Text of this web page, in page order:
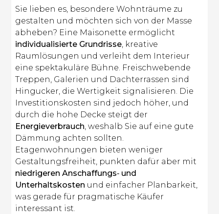
Sie lieben es, besondere Wohnträume zu
gestalten und möchten sich von der Masse
abheben? Eine Maisonette ermöglicht
individualisierte Grundrisse, kreative
Raumlösungen und verleiht dem Interieur
eine spektakuläre Bühne. Freischwebende
Treppen, Galerien und Dachterrassen sind
Hingucker, die Wertigkeit signalisieren. Die
Investitionskosten sind jedoch höher, und
durch die hohe Decke steigt der
Energieverbrauch, weshalb Sie auf eine gute
Dämmung achten sollten.
Etagenwohnungen bieten weniger
Gestaltungsfreiheit, punkten dafür aber mit
niedrigeren Anschaffungs‑ und
Unterhaltskosten und einfacher Planbarkeit,
was gerade für pragmatische Käufer
interessant ist.